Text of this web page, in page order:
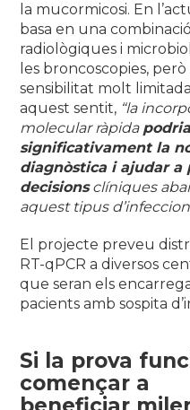
la mucormicosi. En
basa en una
radiològiques i
les broncoscopies,
sensibilitat molt limitada
aquest sentit, “la
molecular ràpida
significativament la
diagnòstica i ajudar a
decisionsclíniques
aquest tipus
El projecte preveu
RT-qPCR a diversos
que seran els
pacients amb sospita
Si la prova
començar a